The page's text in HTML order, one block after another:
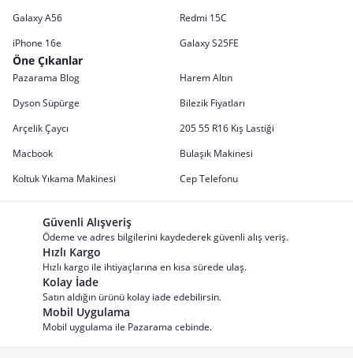
Galaxy A56
Redmi 15C
iPhone 16e
Galaxy S25FE
Öne Çıkanlar
Pazarama Blog
Harem Altın
Dyson Süpürge
Bilezik Fiyatları
Arçelik Çaycı
205 55 R16 Kış Lastiği
Macbook
Bulaşık Makinesi
Koltuk Yıkama Makinesi
Cep Telefonu
Güvenli Alışveriş
Ödeme ve adres bilgilerini kaydederek güvenli alış veriş.
Hızlı Kargo
Hızlı kargo ile ihtiyaçlarına en kısa sürede ulaş.
Kolay İade
Satın aldığın ürünü kolay iade edebilirsin.
Mobil Uygulama
Mobil uygulama ile Pazarama cebinde.